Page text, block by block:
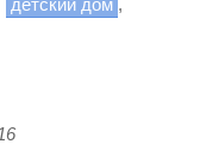
детский дом ,